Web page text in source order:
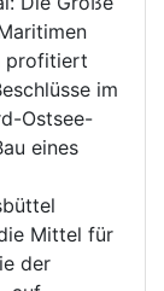
profitiert
im
Ostsee-
eines
Mittel für
der